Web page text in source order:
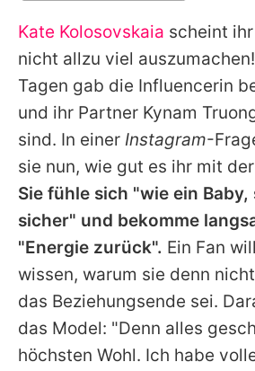
Alle Themen auf
Jobs
App
Team
Redaktionelle
Impressum
Utiq
Kate Kolosovskaia scheint
nicht allzu viel
Tagen gab die Influencerin
und ihr Partner Kynam
sind. In einer Instagram-
sie nun, wie gut es ihr mit
Sie fühle sich "wie ein
sicher" und bekomme
"Energie zurück". Ein Fan
wissen, warum sie denn
das Beziehungsende sei.
das Model: "Denn alles
höchsten Wohl. Ich habe